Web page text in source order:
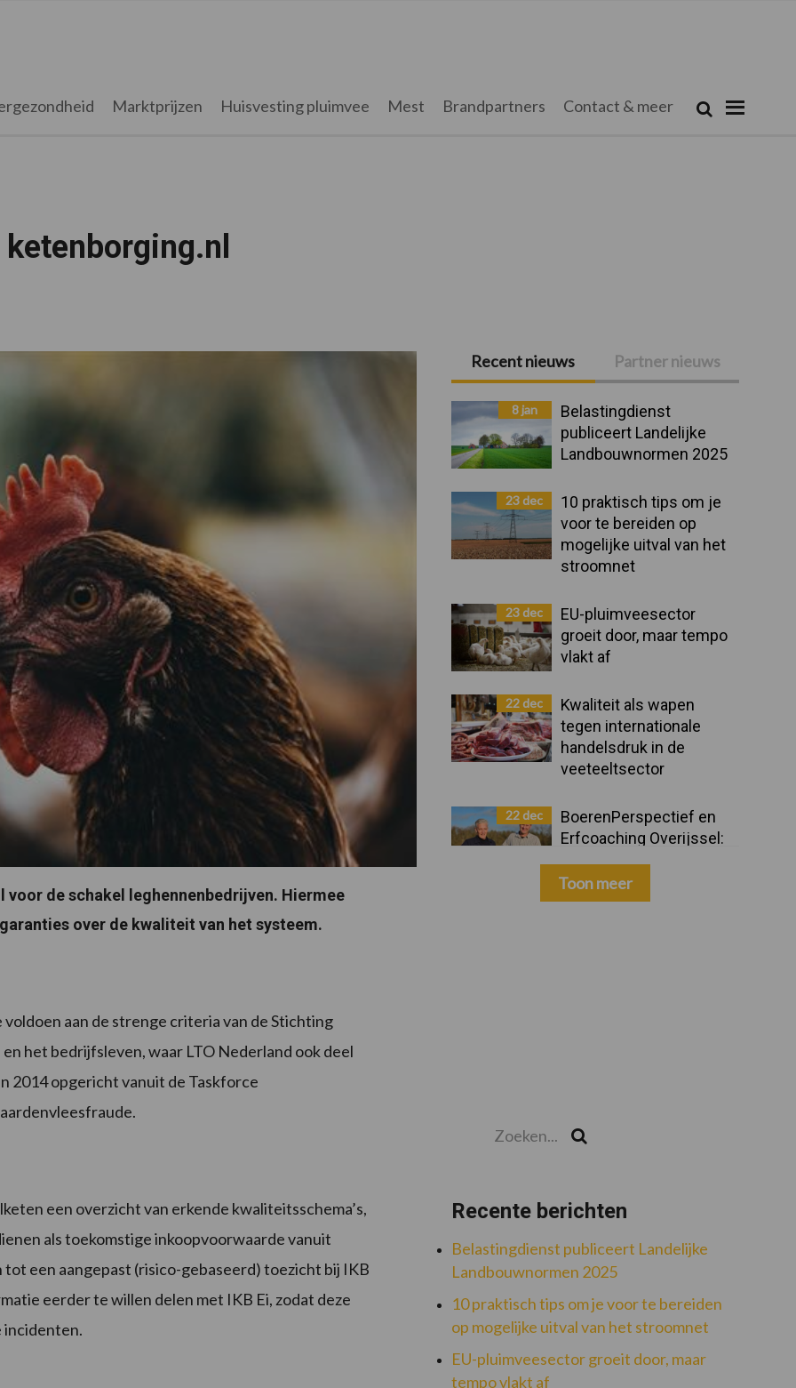
Marktprijzen Huisvesting pluimvee Mest Brandpartners Contact & meer Zoek
de schakel leghennenbedrijven. Hiermee
over de kwaliteit van het systeem.
aan de strenge criteria van de Stichting
het bedrijfsleven, waar LTO Nederland ook deel
2014 opgericht vanuit de Taskforce
een overzicht van erkende kwaliteitsschema’s,
als toekomstige inkoopvoorwaarde vanuit
een aangepast (risico-gebaseerd) toezicht bij IKB
eerder te willen delen met IKB Ei, zodat deze
incidenten.
Primaire
Sidebar
Recent nieuws Partner nieuws
8 jan
Belastingdienst
publiceert Landelijke
Landbouwnormen 2025
23 dec
10 praktisch tips om je
voor te bereiden op
mogelijke uitval van het
stroomnet
23 dec
EU-pluimveesector
groeit door, maar tempo
vlakt af
22 dec
Kwaliteit als wapen
tegen internationale
handelsdruk in de
veeteeltsector
22 dec
BoerenPerspectief en
Erfcoaching Overijssel:
ondersteuning bij grote
keuzes
Toon meer
Recente berichten
Belastingdienst publiceert Landelijke
Landbouwnormen 2025
10 praktisch tips om je voor te bereiden
op mogelijke uitval van het stroomnet
EU-pluimveesector groeit door, maar
tempo vlakt af